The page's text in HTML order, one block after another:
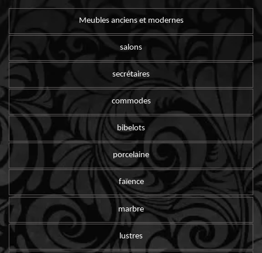
Meubles anciens et modernes
salons
secrétaires
commodes
bibelots
porcelaine
faïence
marbre
lustres